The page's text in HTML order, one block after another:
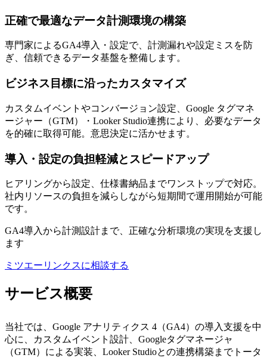
正確で最適なデータ計測環境の構築
専門家によるGA4導入・設定で、計測漏れや設定ミスを防
ぎ、信頼できるデータ基盤を整備します。
ビジネス目標に沿ったカスタマイズ
カスタムイベントやコンバージョン設定、Google タグマネ
ージャー（GTM）・Looker Studio連携により、必要なデータ
を的確に取得可能。意思決定に活かせます。
導入・設定の負担軽減とスピードアップ
ヒアリングから設定、仕様書納品までワンストップで対応。
社内リソースの負担を減らしながら短期間で運用開始が可能
です。
GA4導入から計測設計まで、正確な分析環境の実現を支援し
ます
ミツエーリンクスに相談する
サービス概要
当社では、Google アナリティクス 4（GA4）の導入支援を中
心に、カスタムイベント設計、Googleタグマネージャ
（GTM）による実装、Looker Studioとの連携構築までトータ